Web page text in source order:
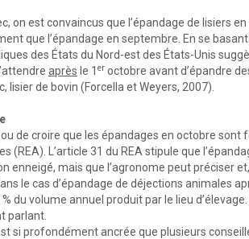
on est convaincus que l’épandage de lisiers
que l’épandage en septembre. En se
des États du Nord-est des États-Unis
après le 1 er octobre avant d’épandre
lisier de bovin (Forcella et Weyers, 2007).
ou de croire que les épandages en octobre
(REA). L’article 31 du REA stipule que
enneigé, mais que l’agronome peut préciser
le cas d’épandage de déjections animales
du volume annuel produit par le lieu
parlant.
si profondément ancrée que plusieurs